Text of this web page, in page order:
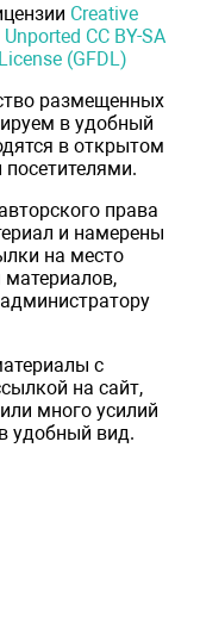
Creative
CC BY-SA
(GFDL)
размещенных
в удобный
в открытом
права
и намерены
на место
с
на сайт,
много усилий
удобный вид.